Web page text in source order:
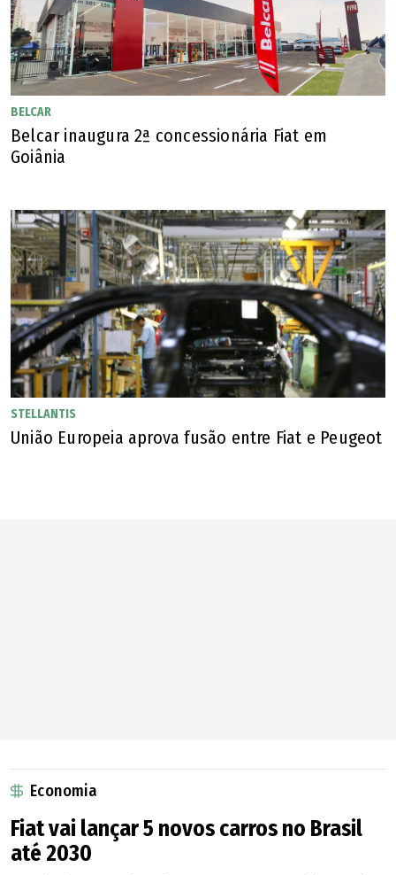
BELCAR
Belcar inaugura 2ª concessionária Fiat em
Goiânia
STELLANTIS
União Europeia aprova fusão entre Fiat e Peugeot
Economia
Fiat vai lançar 5 novos carros no Brasil
até 2030